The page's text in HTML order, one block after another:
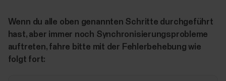
Wenn du alle oben genannten Schritte durchgeführt
hast, aber immer noch Synchronisierungsprobleme
auftreten, fahre bitte mit der Fehlerbehebung wie
folgt fort: